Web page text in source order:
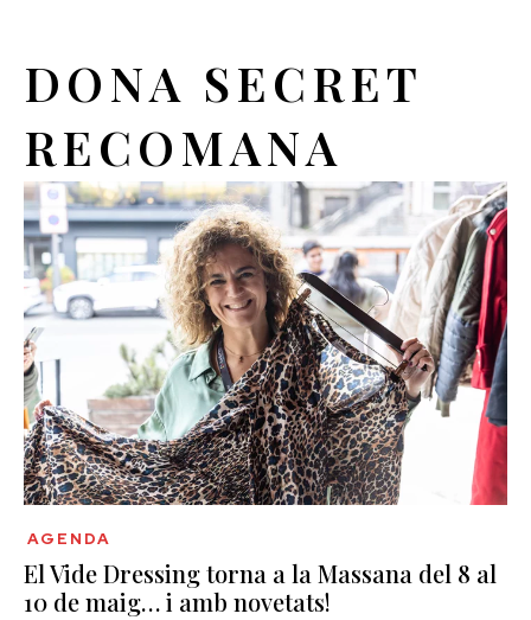
DONA SECRET
RECOMANA
AGENDA
El Vide Dressing torna a la Massana del 8 al
10 de maig… i amb novetats!